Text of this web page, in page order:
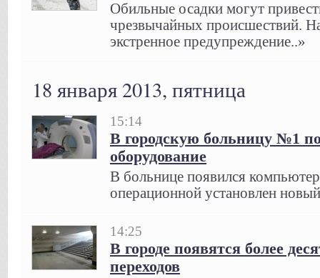
Обильные осадки могут
чрезвычайных происшествий.
экстренное предупреждение..»
18 января 2013, пятница
15:14
В городскую больницу №1
оборудование
В больнице появился
операционной установлен
14:25
В городе появятся более
переходов